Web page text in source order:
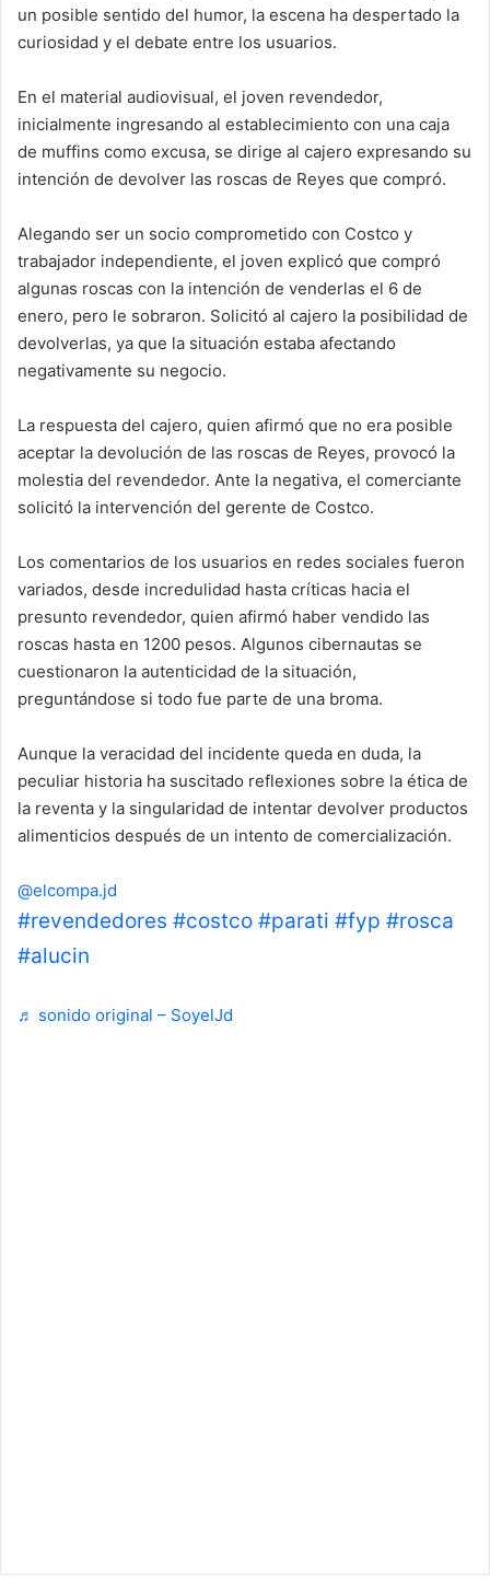
un posible sentido del humor, la escena ha despertado la
curiosidad y el debate entre los usuarios.
En el material audiovisual, el joven revendedor,
inicialmente ingresando al establecimiento con una caja
de muffins como excusa, se dirige al cajero expresando su
intención de devolver las roscas de Reyes que compró.
Alegando ser un socio comprometido con Costco y
trabajador independiente, el joven explicó que compró
algunas roscas con la intención de venderlas el 6 de
enero, pero le sobraron. Solicitó al cajero la posibilidad de
devolverlas, ya que la situación estaba afectando
negativamente su negocio.
La respuesta del cajero, quien afirmó que no era posible
aceptar la devolución de las roscas de Reyes, provocó la
molestia del revendedor. Ante la negativa, el comerciante
solicitó la intervención del gerente de Costco.
Los comentarios de los usuarios en redes sociales fueron
variados, desde incredulidad hasta críticas hacia el
presunto revendedor, quien afirmó haber vendido las
roscas hasta en 1200 pesos. Algunos cibernautas se
cuestionaron la autenticidad de la situación,
preguntándose si todo fue parte de una broma.
Aunque la veracidad del incidente queda en duda, la
peculiar historia ha suscitado reflexiones sobre la ética de
la reventa y la singularidad de intentar devolver productos
alimenticios después de un intento de comercialización.
@elcompa.jd
#revendedores #costco #parati #fyp #rosca
#alucin
♬ sonido original – SoyelJd